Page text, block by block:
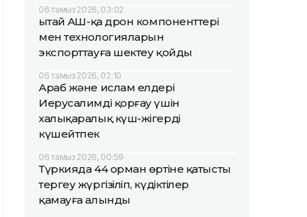
06 тамыз 2026, 03:02
Қытай АҚШ-қа дрон компоненттері
мен технологияларын
экспорттауға шектеу қойды
06 тамыз 2026, 02:10
Араб және ислам елдері
Иерусалимді қорғау үшін
халықаралық күш-жігерді
күшейтпек
06 тамыз 2026, 00:59
Түркияда 44 орман өртіне қатысты
тергеу жүргізіліп, күдіктілер
қамауға алынды